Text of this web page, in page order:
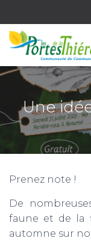
Une
Prenez note !
De
faune et de la
automne sur